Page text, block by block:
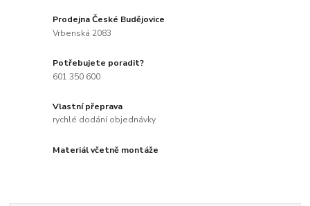
Prodejna České Budějovice
Vrbenská 2083
Potřebujete poradit?
601 350 600
Vlastní přeprava
rychlé dodání objednávky
Materiál včetně montáže